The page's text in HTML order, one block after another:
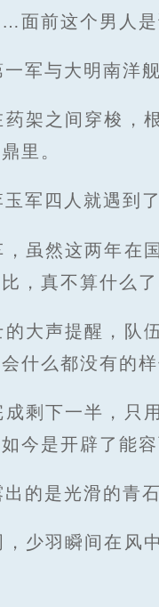
面前这个男人是
军与大明南洋
架之间穿梭，
里。
军四人就遇到
虽然这两年在
，真不算什么了
的大声提醒，队
什么都没有的样
剩下一半，只
今是开辟了能
的是光滑的青
少羽瞬间在风